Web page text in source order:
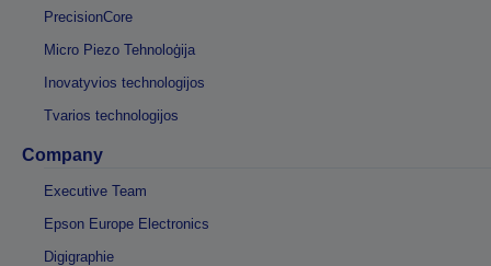
PrecisionCore
Micro Piezo Tehnoloģija
Inovatyvios technologijos
Tvarios technologijos
Company
Executive Team
Epson Europe Electronics
Digigraphie